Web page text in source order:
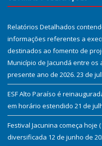
Relatórios Detalhados
informações referentes a
destinados ao fomento de
Município de Jacundá entre os
presente ano de 2026. 23 de
ESF Alto Paraíso é
em horário estendido 21 de
Festival Jacunina começa hoje
diversificada 12 de junho de